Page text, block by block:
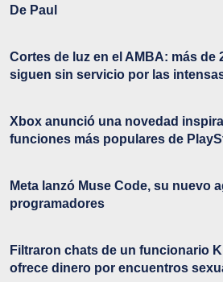
De Paul
Cortes de luz en el AMBA: más de
siguen sin servicio por las
Xbox anunció una novedad
funciones más populares de
Meta lanzó Muse Code, su nuevo
programadores
Filtraron chats de un funcionario
ofrece dinero por encuentros